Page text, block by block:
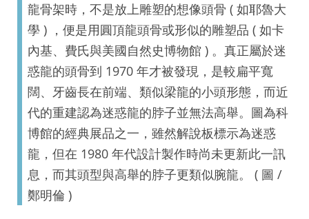
龍骨架時，不是放上雕塑的想像頭骨 ( 如耶魯大
學 ) ，便是用圓頂龍頭骨或形似的雕塑品 ( 如卡
內基、費氏與美國自然史博物館 ) 。真正屬於迷
惑龍的頭骨到 1970 年才被發現，是較扁平寬
闊、牙齒長在前端、類似梁龍的小頭形態，而近
代的重建認為迷惑龍的脖子並無法高舉。圖為科
博館的經典展品之一，雖然解說板標示為迷惑
龍，但在 1980 年代設計製作時尚未更新此一訊
息，而其頭型與高舉的脖子更類似腕龍。 ( 圖 /
鄭明倫 )